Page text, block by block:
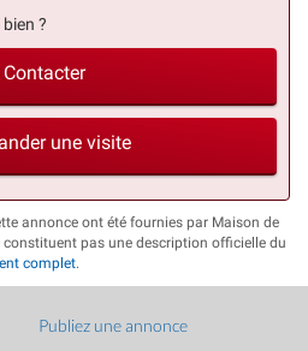
?
Contacter
une visite
annonce ont été fournies par Maison de
pas une description officielle du
complet
Publiez une annonce